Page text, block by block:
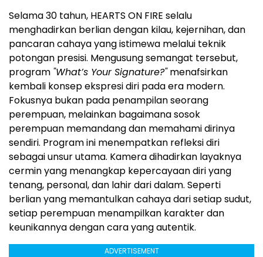
Selama 30 tahun, HEARTS ON FIRE selalu
menghadirkan berlian dengan kilau, kejernihan, dan
pancaran cahaya yang istimewa melalui teknik
potongan presisi. Mengusung semangat tersebut,
program "What’s Your Signature?"menafsirkan
kembali konsep ekspresi diri pada era modern.
Fokusnya bukan pada penampilan seorang
perempuan, melainkan bagaimana sosok
perempuan memandang dan memahami dirinya
sendiri. Program ini menempatkan refleksi diri
sebagai unsur utama. Kamera dihadirkan layaknya
cermin yang menangkap kepercayaan diri yang
tenang, personal, dan lahir dari dalam. Seperti
berlian yang memantulkan cahaya dari setiap sudut,
setiap perempuan menampilkan karakter dan
keunikannya dengan cara yang autentik.
ADVERTISEMENT